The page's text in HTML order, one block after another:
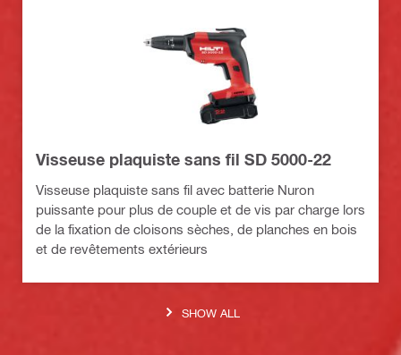
Visseuse plaquiste sans fil SD 5000-22
Visseuse plaquiste sans fil avec batterie Nuron
puissante pour plus de couple et de vis par charge lors
de la fixation de cloisons sèches, de planches en bois
et de revêtements extérieurs
SHOW ALL